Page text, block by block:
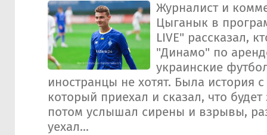
Журналист и
Цыганык в
LIVE" рассказал,
"Динамо" по
украинские
иностранцы не хотят. Была история
который приехал и сказал, что будет
потом услышал сирены и взрывы,
уехал...